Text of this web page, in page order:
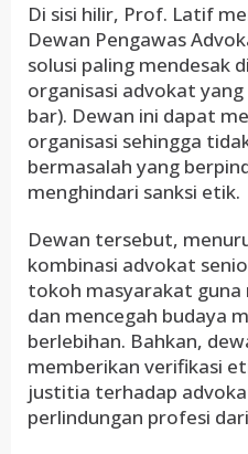
Di sisi hilir, Prof. Latif
Dewan Pengawas
solusi paling mendesak
organisasi advokat
bar). Dewan ini dapat
organisasi sehingga
bermasalah yang
menghindari sanksi etik.
Dewan tersebut,
kombinasi advokat
tokoh masyarakat
dan mencegah budaya
berlebihan. Bahkan,
memberikan verifikasi
justitia terhadap
perlindungan profesi